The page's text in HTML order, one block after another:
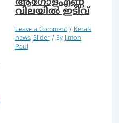
ആഗോളഎണ്ണ
വിലയില്‍ ഇടിവ്
Leave a Comment /Kerala
news,Slider/ ByJimon
Paul